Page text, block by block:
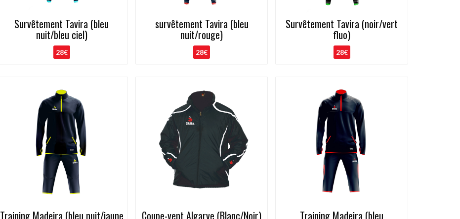
Survêtement Tavira (bleu
nuit/bleu ciel)
28€
survêtement Tavira (bleu
nuit/rouge)
28€
Survêtement Tavira (noir/vert
fluo)
28€
Training Madeira (bleu nuit/jaune Coupe-vent Algarve (Blanc/Noir) Training Madeira (bleu